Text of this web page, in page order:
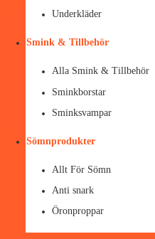
Underkläder
Smink & Tillbehör
Alla Smink & Tillbehör
Sminkborstar
Sminksvampar
Sömnprodukter
Allt För Sömn
Anti snark
Öronproppar